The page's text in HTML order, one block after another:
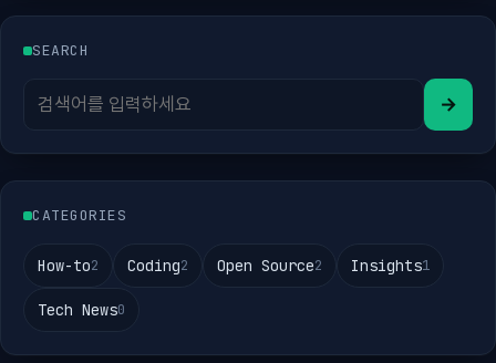
SEARCH
→
CATEGORIES
How-to2 Coding2 Open Source2 Insights1
Tech News0